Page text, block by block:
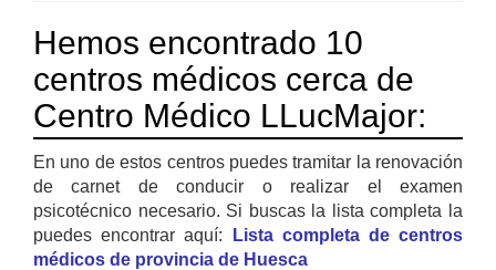
Hemos encontrado 10
centros médicos cerca de
Centro Médico LLucMajor:
En uno de estos centros puedes tramitar la renovación
de carnet de conducir o realizar el examen
psicotécnico necesario. Si buscas la lista completa la
puedes encontrar aquí:
Lista completa de centros
médicos de provincia de Huesca